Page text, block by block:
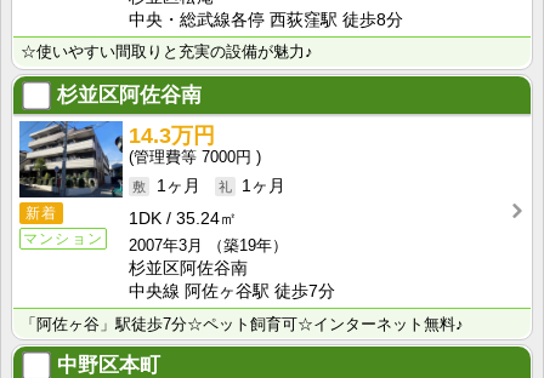
中央・総武線各停 西荻窪駅 徒歩8分
☆使いやすい間取りと充実の設備が魅力♪
杉並区阿佐谷南
新着
マンション
14.3万円
7000円
1ヶ月
1ヶ月
1DK
35.24㎡
2007年3月
（築19年）
杉並区阿佐谷南
中央線 阿佐ヶ谷駅 徒歩7分
「阿佐ヶ谷」駅徒歩7分☆ペット飼育可☆インターネット無料♪
中野区本町